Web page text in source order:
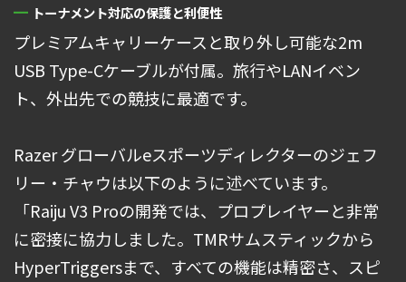
トーナメント対応の保護と利便性
プレミアムキャリーケースと取り外し可能な2m
USB Type-Cケーブルが付属。旅行やLANイベン
ト、外出先での競技に最適です。
Razer グローバルeスポーツディレクターのジェフ
リー・チャウは以下のように述べています。
「Raiju V3 Proの開発では、プロプレイヤーと非常
に密接に協力しました。TMRサムスティックから
HyperTriggersまで、すべての機能は精密さ、スピ